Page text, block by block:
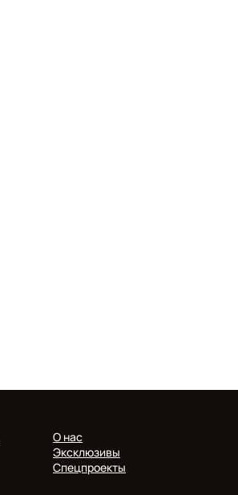
О нас
Эксклюзивы
Спецпроекты